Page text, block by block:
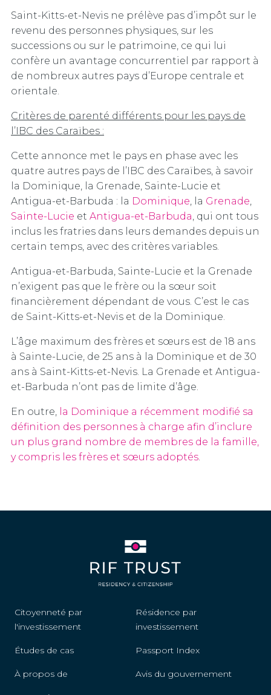
Saint-Kitts-et-Nevis ne prélève pas d’impôt sur le
revenu des personnes physiques, sur les
successions ou sur le patrimoine, ce qui lui
confère un avantage concurrentiel par rapport à
de nombreux autres pays d’Europe centrale et
orientale.
Critères de parenté différents pour les pays de
l’IBC des Caraïbes :
Cette annonce met le pays en phase avec les
quatre autres pays de l’IBC des Caraïbes, à savoir
la Dominique, la Grenade, Sainte-Lucie et
Antigua-et-Barbuda : la Dominique, la Grenade,
Sainte-Lucie et Antigua-et-Barbuda, qui ont tous
inclus les fratries dans leurs demandes depuis un
certain temps, avec des critères variables.
Antigua-et-Barbuda, Sainte-Lucie et la Grenade
n’exigent pas que le frère ou la sœur soit
financièrement dépendant de vous. C’est le cas
de Saint-Kitts-et-Nevis et de la Dominique.
L’âge maximum des frères et sœurs est de 18 ans
à Sainte-Lucie, de 25 ans à la Dominique et de 30
ans à Saint-Kitts-et-Nevis. La Grenade et Antigua-
et-Barbuda n’ont pas de limite d’âge.
En outre, la Dominique a récemment modifié sa
définition des personnes à charge afin d’inclure
un plus grand nombre de membres de la famille,
y compris les frères et sœurs adoptés.
Citoyenneté par
l'investissement
Résidence par
investissement
Études de cas Passport Index
À propos de Avis du gouvernement